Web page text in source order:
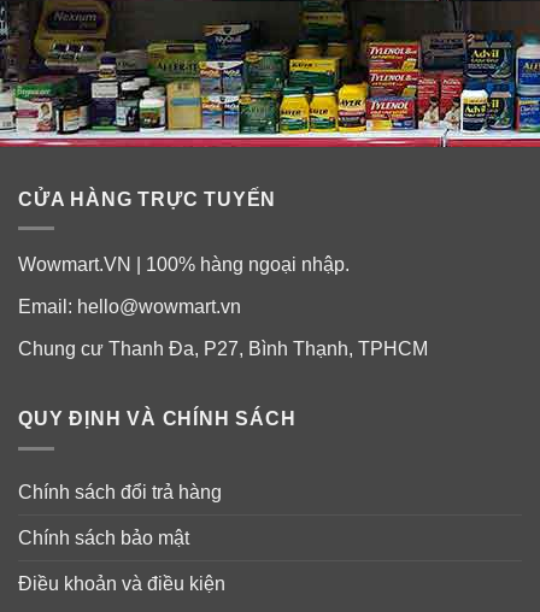
CỬA HÀNG TRỰC TUYẾN
Wowmart.VN | 100% hàng ngoại nhập.
Email: hello@wowmart.vn
Chung cư Thanh Đa, P27, Bình Thạnh, TPHCM
QUY ĐỊNH VÀ CHÍNH SÁCH
Chính sách đổi trả hàng
Chính sách bảo mật
Điều khoản và điều kiện